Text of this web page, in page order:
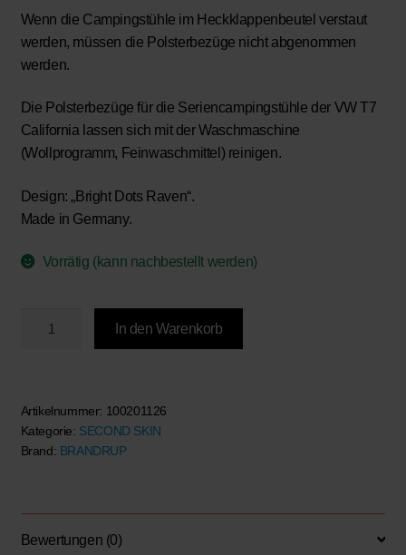
Wenn die Campingstühle im Heckklappenbeutel verstaut
werden, müssen die Polsterbezüge nicht abgenommen
werden.
Die Polsterbezüge für die Seriencampingstühle der VW T7
California lassen sich mit der Waschmaschine
(Wollprogramm, Feinwaschmittel) reinigen.
Design: „Bright Dots Raven“.
Made in Germany.
Vorrätig (kann nachbestellt werden)
California
Campingstuhl,
Design:
Menge
In den Warenkorb
Artikelnummer: 100201126
Kategorie: SECOND SKIN
Brand: BRANDRUP
Bewertungen (0)